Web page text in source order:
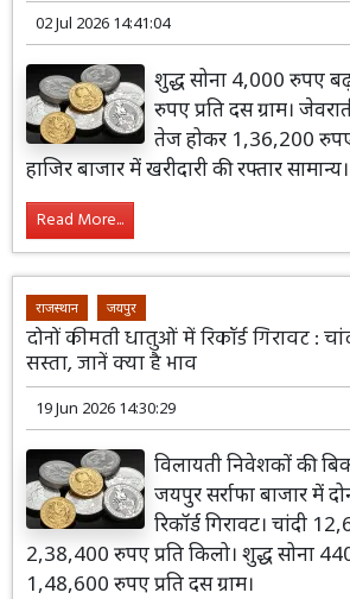
02 Jul 2026 14:41:04
शुद्ध सोना 4,000 रुपए
रुपए प्रति दस ग्राम।
तेज होकर 1,36,200 रुपए
हाजिर बाजार में खरीदारी की रफ्तार सामान्य।
Read More...
राजस्थान जयपुर
दोनों कीमती धातुओं में रिकॉर्ड गिरावट :
सस्ता, जानें क्या है भाव
19 Jun 2026 14:30:29
विलायती निवेशकों की
जयपुर सर्राफा बाजार में
रिकॉर्ड गिरावट। चांदी
2,38,400 रुपए प्रति किलो। शुद्ध सोना
1,48,600 रुपए प्रति दस ग्राम।